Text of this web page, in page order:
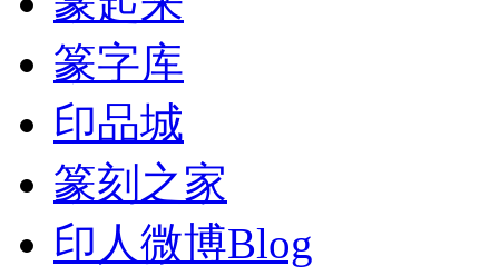
篆字库
印品城
篆刻之家
印人微博Blog